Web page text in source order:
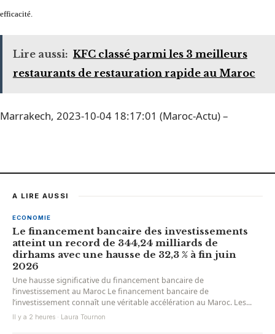
efficacité.
Lire aussi: KFC classé parmi les 3 meilleurs
restaurants de restauration rapide au Maroc
Marrakech, 2023-10-04 18:17:01 (Maroc-Actu) –
A LIRE AUSSI
ECONOMIE
Le financement bancaire des investissements
atteint un record de 344,24 milliards de
dirhams avec une hausse de 32,3 % à fin juin
2026
Une hausse significative du financement bancaire de
l’investissement au Maroc Le financement bancaire de
l’investissement connaît une véritable accélération au Maroc. Les...
Il y a 2 heures · Laura Tournon